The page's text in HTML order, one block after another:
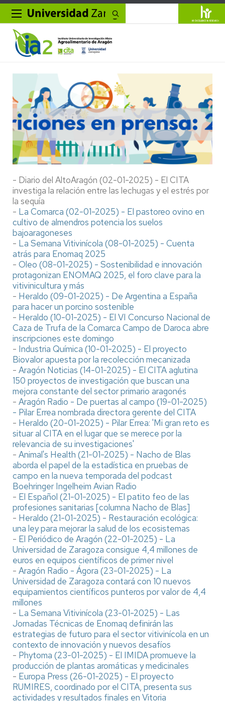
- Diario del AltoAragón (02-01-2025) - El CITA
investiga la relación entre las lechugas y el estrés por
la sequía
- La Comarca (02-01-2025) - El pastoreo ovino en
cultivo de almendros potencia los suelos
bajoaragoneses
- La Semana Vitivinícola (08-01-2025) - Cuenta
atrás para Enomaq 2025
- Oleo (08-01-2025) - Sostenibilidad e innovación
protagonizan ENOMAQ 2025, el foro clave para la
vitivinicultura y más
- Heraldo (09-01-2025) - De Argentina a España
para hacer un porcino sostenible
- Heraldo (10-01-2025) - El VI Concurso Nacional de
Caza de Trufa de la Comarca Campo de Daroca abre
inscripciones este domingo
- Industria Química (10-01-2025) - El proyecto
Biovalor apuesta por la recolección mecanizada
- Aragón Noticias (14-01-2025) - El CITA aglutina
150 proyectos de investigación que buscan una
mejora constante del sector primario aragonés
- Aragón Radio - De puertas al campo (19-01-2025)
- Pilar Errea nombrada directora gerente del CITA
- Heraldo (20-01-2025) - Pilar Errea: 'Mi gran reto es
situar al CITA en el lugar que se merece por la
relevancia de su investigaciones'
- Animal's Health (21-01-2025) - Nacho de Blas
aborda el papel de la estadística en pruebas de
campo en la nueva temporada del podcast
Boehringer Ingelheim Avian Radio
- El Español (21-01-2025) - El patito feo de las
profesiones sanitarias [columna Nacho de Blas]
- Heraldo (21-01-2025) - Restauración ecológica:
una ley para mejorar la salud de los ecosistemas
- El Periódico de Aragón (22-01-2025) - La
Universidad de Zaragoza consigue 4,4 millones de
euros en equipos científicos de primer nivel
- Aragón Radio - Ágora (23-01-2025) - La
Universidad de Zaragoza contará con 10 nuevos
equipamientos científicos punteros por valor de 4,4
millones
- La Semana Vitivinícola (23-01-2025) - Las
Jornadas Técnicas de Enomaq definirán las
estrategias de futuro para el sector vitivinícola en un
contexto de innovación y nuevos desafíos
- Phytoma (23-01-2025) - El IMIDA promueve la
producción de plantas aromáticas y medicinales
- Europa Press (26-01-2025) - El proyecto
RUMIRES, coordinado por el CITA, presenta sus
actividades y resultados finales en Vitoria